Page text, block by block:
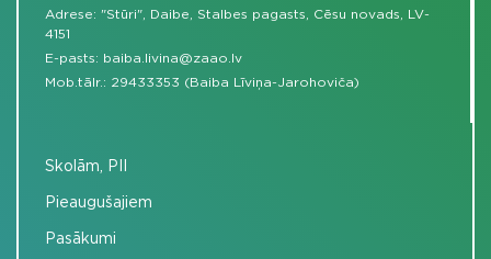
Adrese: "Stūri", Daibe, Stalbes pagasts, Cēsu novads, LV-
4151
E-pasts: baiba.livina@zaao.lv
Mob.tālr.: 29433353 (Baiba Līviņa-Jarohoviča)
Skolām, PII
Pieaugušajiem
Pasākumi